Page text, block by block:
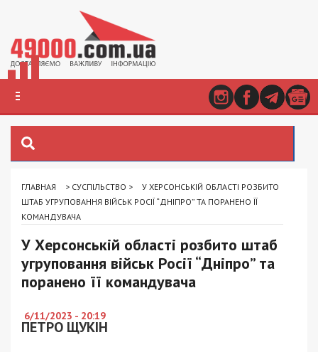
ГЛАВНАЯ > СУСПІЛЬСТВО >
У ХЕРСОНСЬКІЙ ОБЛАСТІ РОЗБИТО
ШТАБ УГРУПОВАННЯ ВІЙСЬК РОСІЇ “ДНІПРО” ТА ПОРАНЕНО ЇЇ
КОМАНДУВАЧА
У Херсонській області розбито штаб
угруповання військ Росії “Дніпро” та
поранено її командувача
6/11/2023 - 20:19
ПЕТРО ЩУКІН